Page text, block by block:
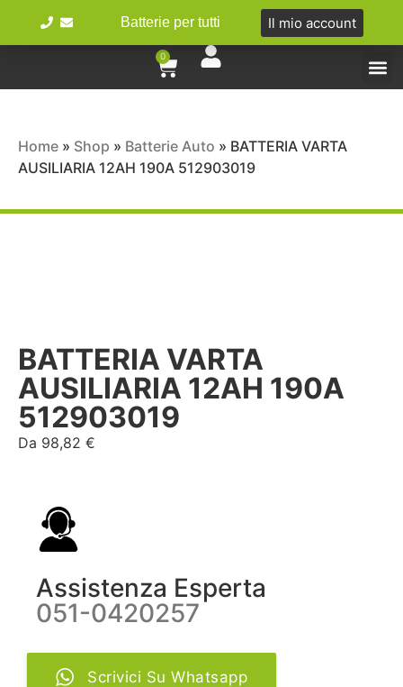
Batterie per tutti Il mio account
0
Home » Shop » Batterie Auto » BATTERIA VARTA
AUSILIARIA 12AH 190A 512903019
BATTERIA VARTA
AUSILIARIA 12AH 190A
512903019
Da 98,82 €
Assistenza Esperta
051-0420257
Scrivici Su Whatsapp